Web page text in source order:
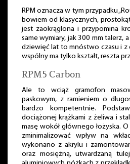
RPM oznacza w tym przypadku
bowiem od klasycznych,
jest zaokrąglona i przypomina
same wymiary, jak 300 mm talerz,
dziewięć lat to mnóstwo czasu i z
wspólny ma tylko kształt, reszta
RPM5 Carbon
Ale to wciąż gramofon
paskowym, z ramieniem o
bardzo kompetentnie.
dociążonej krążkami z żeliwa i
masę wokół głównego łożyska.
zminimalizować wpływ na
wykonano z akrylu i
oraz mosiężną, utwardzaną